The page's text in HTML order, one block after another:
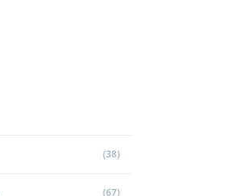
(38)
(67)